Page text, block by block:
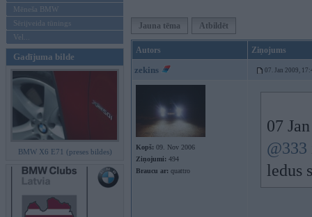
Mēneša BMW
Sērijveida tūnings
Vel...
Gadījuma bilde
BMW X6 E71 (preses bildes)
Jauna tēma Atbildēt
Autors Ziņojums
zekins 07. Jan 2009,
Kopš: 09. Nov 2006
Ziņojumi: 494
Braucu ar: quattro
07
@333
ledus